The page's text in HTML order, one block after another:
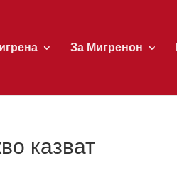
За Мигренон
казват